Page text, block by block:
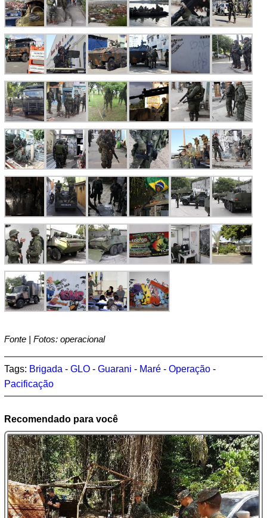
Fonte | Fotos: operacional
Tags: Brigada - GLO - Guarani - Maré - Operação -
Pacificação
Recomendado para você